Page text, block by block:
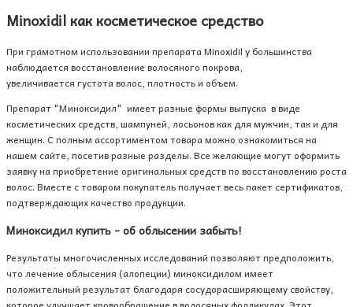
Minoxidil как косметическое средство
При грамотном использовании препарата Minoxidil у большинства
наблюдается восстановление волосяного покрова,
увеличивается густота волос, плотность и объем.
Препарат "Миноксидил" имеет разные формы выпуска в виде
косметических средств, шампуней, лосьонов как для мужчин, так и для
женщин. С полным ассортиментом товара можно ознакомиться на
нашем сайте, посетив разные разделы. Все желающие могут оформить
заявку на приобретение оригинальных средств по восстановлению роста
волос. Вместе с товаром покупатель получает весь пакет сертификатов,
подтверждающих качество продукции.
Миноксидил купить - об облысении забыть!
Результаты многочисленных исследований позволяют предположить,
что лечение облысения (алопеции) миноксидилом имеет
положительный результат благодаря сосудорасширяющему свойству,